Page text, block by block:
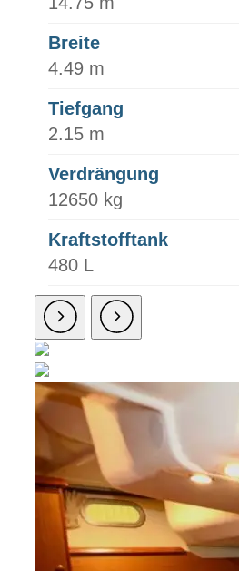
Breite
4.49 m
Tiefgang
2.15 m
Verdrängung
12650 kg
Kraftstofftank
480 L